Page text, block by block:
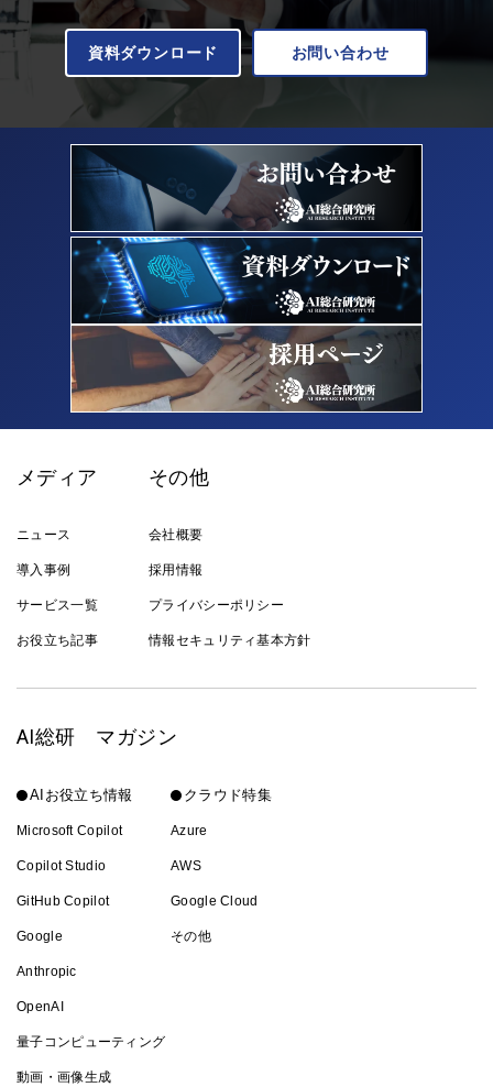
資料ダウンロード お問い合わせ
メディア
ニュース
導入事例
サービス一覧
お役立ち記事
その他
会社概要
採用情報
プライバシーポリシー
情報セキュリティ基本方針
AI総研 マガジン
AIお役立ち情報
Microsoft Copilot
Copilot Studio
GitHub Copilot
Google
Anthropic
OpenAI
量子コンピューティング
動画・画像生成
クラウド特集
Azure
AWS
Google Cloud
その他